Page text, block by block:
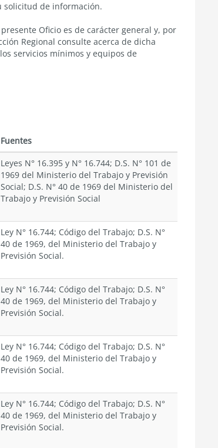
solicitud de información.
Oficio es de carácter general y, por
Regional consulte acerca de dicha
servicios mínimos y equipos de
Fuentes
Leyes N° 16.395 y N° 16.744; D.S. N° 101 de
1969 del Ministerio del Trabajo y Previsión
Social; D.S. N° 40 de 1969 del Ministerio del
Trabajo y Previsión Social
Ley N° 16.744; Código del Trabajo; D.S. N°
40 de 1969, del Ministerio del Trabajo y
Previsión Social.
Ley N° 16.744; Código del Trabajo; D.S. N°
40 de 1969, del Ministerio del Trabajo y
Previsión Social.
Ley N° 16.744; Código del Trabajo; D.S. N°
40 de 1969, del Ministerio del Trabajo y
Previsión Social.
Ley N° 16.744; Código del Trabajo; D.S. N°
40 de 1969, del Ministerio del Trabajo y
Previsión Social.